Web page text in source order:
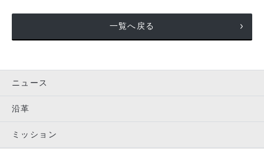
一覧へ戻る
ニュース
沿革
ミッション